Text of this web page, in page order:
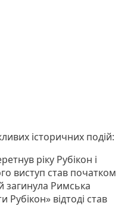
історичних подій:
ріку Рубікон і
виступ став початком
загинула Римська
Рубікон» відтоді став